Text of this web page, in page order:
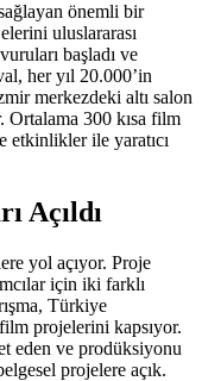
önemli bir
uluslararası
başladı ve
her yıl 20.000’in
merkezdeki altı salon
Ortalama 300 kısa film
etkinlikler ile yaratıcı
Açıldı
yol açıyor. Proje
için iki farklı
Türkiye
projelerini kapsıyor.
eden ve prodüksiyonu
projelere açık.